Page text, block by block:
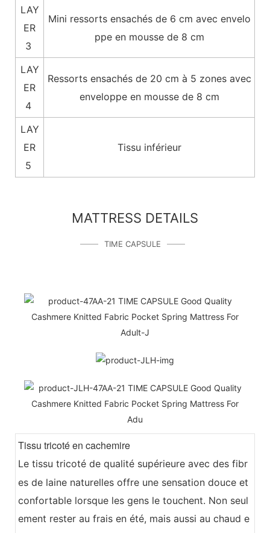
LAY
ER
3
Mini ressorts ensachés de 6 cm avec envelo
ppe en mousse de 8 cm
LAY
ER
4
Ressorts ensachés de 20 cm à 5 zones avec
enveloppe en mousse de 8 cm
LAY
ER
5
Tissu inférieur
MATTRESS DETAILS
TIME CAPSULE
Tissu tricoté en cachemire
Le tissu tricoté de qualité supérieure avec des fibr
es de laine naturelles offre une sensation douce et
confortable lorsque les gens le touchent. Non seul
ement rester au frais en été, mais aussi au chaud e